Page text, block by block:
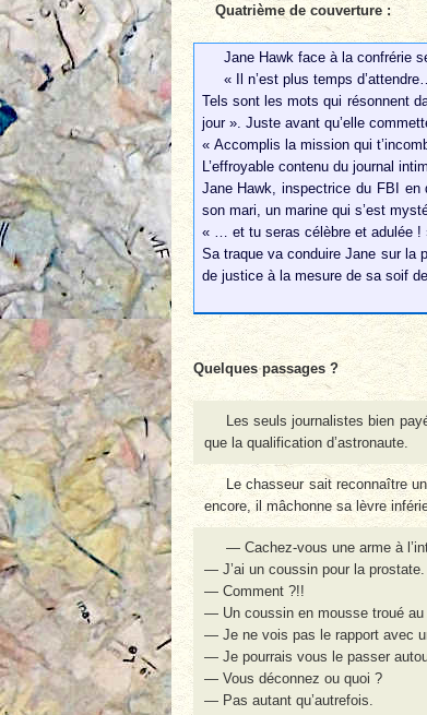
Quatrième de couverture :
Jane Hawk face à la confrérie
« Il n’est plus temps
Tels sont les mots qui résonnent
jour ». Juste avant qu’elle
« Accomplis la mission qui
L’effroyable contenu du journal
Jane Hawk, inspectrice du FBI en
son mari, un marine qui s’est
« … et tu seras célèbre et adulée !
Sa traque va conduire Jane sur la
de justice à la mesure de sa soif
Quelques passages ?
Les seuls journalistes bien
que la qualification d’astronaute.
Le chasseur sait reconnaître
encore, il mâchonne sa lèvre
— Cachez-vous une arme à
— J’ai un coussin pour la prostate.
— Comment ?!!
— Un coussin en mousse troué au
— Je ne vois pas le rapport avec
— Je pourrais vous le passer
— Vous déconnez ou quoi ?
— Pas autant qu’autrefois.